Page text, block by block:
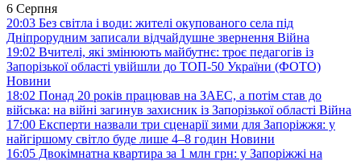
6 Серпня
20:03 Без світла і води: жителі окупованого села під
Дніпрорудним записали відчайдушне звернення Війна
19:02 Вчителі, які змінюють майбутнє: троє педагогів із
Запорізької області увійшли до ТОП-50 України (ФОТО)
Новини
18:02 Понад 20 років працював на ЗАЕС, а потім став до
війська: на війні загинув захисник із Запорізької області Війна
17:00 Експерти назвали три сценарії зими для Запоріжжя: у
найгіршому світло буде лише 4–8 годин Новини
16:05 Двокімнатна квартира за 1 млн грн: у Запоріжжі на